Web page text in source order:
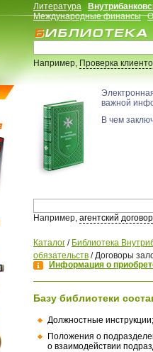
Литература
Международные финансы
Например,Проверка
важной
В чем
Например, агентский договор
Каталог / Библиотека
обязательств /Договоры
Информация о
Базу библиотеки
Должностные инструкции;
Положения о
о взаимодействии